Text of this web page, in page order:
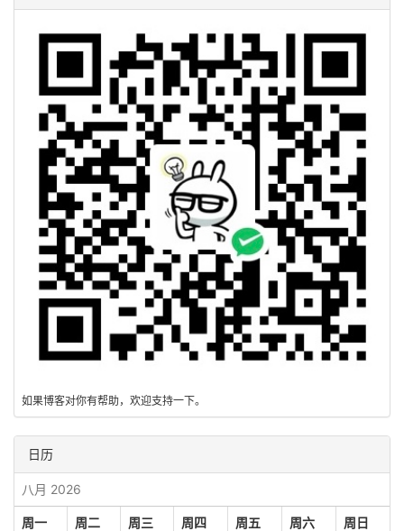
如果博客对你有帮助，欢迎支持一下。
日历
八月 2026
周一 周二 周三 周四 周五 周六 周日